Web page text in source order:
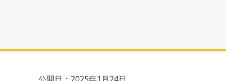
公開日：2025年1月24日